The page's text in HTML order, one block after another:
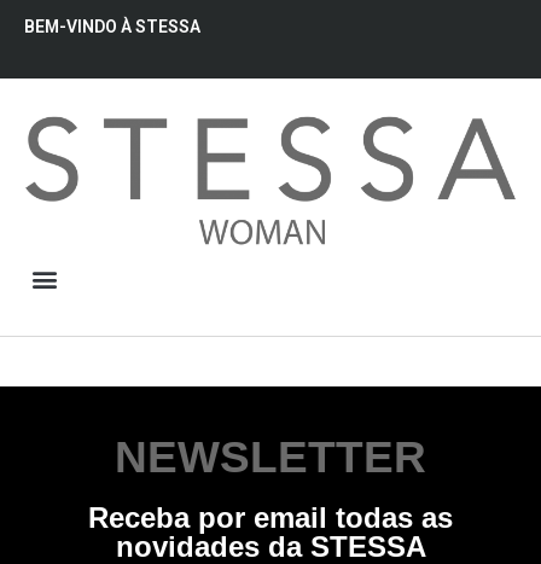
BEM-VINDO À STESSA
NEWSLETTER
Receba por email todas as
novidades da STESSA